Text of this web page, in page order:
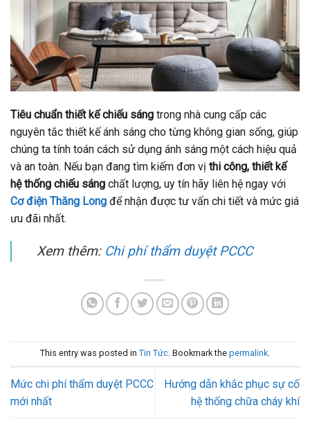
Tiêu chuẩn thiết kế chiếu sáng trong nhà cung cấp các
nguyên tắc thiết kế ánh sáng cho từng không gian sống, giúp
chúng ta tính toán cách sử dụng ánh sáng một cách hiệu quả
và an toàn. Nếu bạn đang tìm kiếm đơn vị thi công, thiết kế
hệ thống chiếu sáng chất lượng, uy tín hãy liên hệ ngay với
Cơ điện Thăng Long để nhận được tư vấn chi tiết và mức giá
ưu đãi nhất.
Xem thêm: Chi phí thẩm duyệt PCCC
This entry was posted in Tin Tức . Bookmark the permalink
Mức chi phí thẩm duyệt PCCC
mới nhất
Hướng dẫn khắc phục sự cố
hệ thống chữa cháy khí